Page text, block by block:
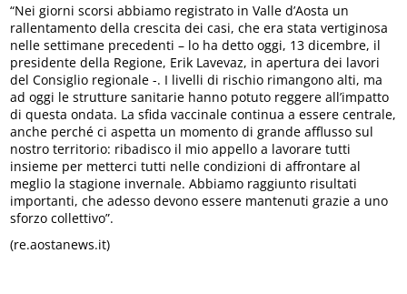
“Nei giorni scorsi abbiamo registrato in Valle d’Aosta un
rallentamento della crescita dei casi, che era stata vertiginosa
nelle settimane precedenti – lo ha detto oggi, 13 dicembre, il
presidente della Regione, Erik Lavevaz, in apertura dei lavori
del Consiglio regionale -. I livelli di rischio rimangono alti, ma
ad oggi le strutture sanitarie hanno potuto reggere all’impatto
di questa ondata. La sfida vaccinale continua a essere centrale,
anche perché ci aspetta un momento di grande afflusso sul
nostro territorio: ribadisco il mio appello a lavorare tutti
insieme per metterci tutti nelle condizioni di affrontare al
meglio la stagione invernale. Abbiamo raggiunto risultati
importanti, che adesso devono essere mantenuti grazie a uno
sforzo collettivo”.
(re.aostanews.it)